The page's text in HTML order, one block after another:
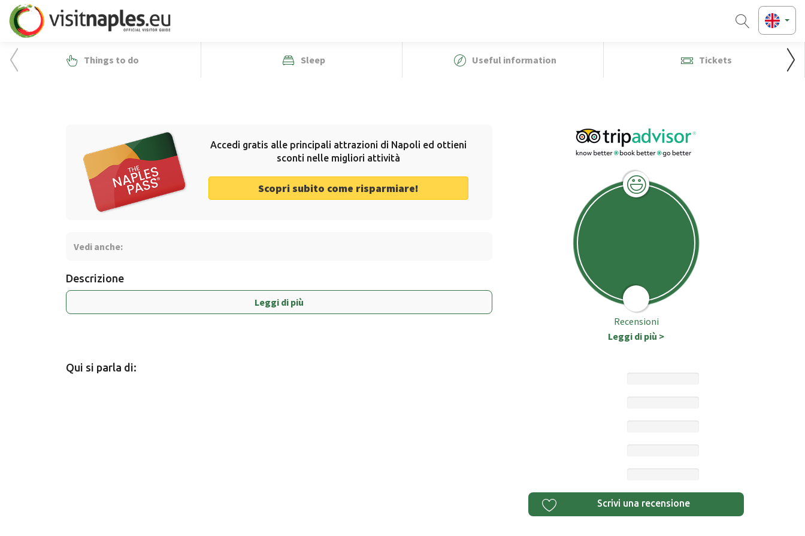
Things to do Sleep Useful information Tickets
Accedi gratis alle principali attrazioni di Napoli ed ottieni
sconti nelle migliori attività
Scopri subito come risparmiare!
Vedi anche:
Descrizione
Leggi di più
Qui si parla di:
Recensioni
Leggi di più >
Scrivi una recensione